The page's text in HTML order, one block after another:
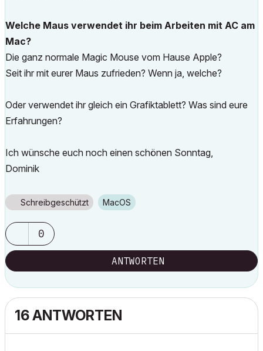
Welche Maus verwendet ihr beim Arbeiten mit AC am
Mac?
Die ganz normale Magic Mouse vom Hause Apple?
Seit ihr mit eurer Maus zufrieden? Wenn ja, welche?
Oder verwendet ihr gleich ein Grafiktablett? Was sind eure
Erfahrungen?
Ich wünsche euch noch einen schönen Sonntag,
Dominik
Schreibgeschützt macOS
0
ANTWORTEN
16 ANTWORTEN